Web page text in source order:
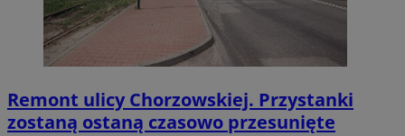
Remont ulicy Chorzowskiej. Przystanki
zostaną ostaną czasowo przesunięte